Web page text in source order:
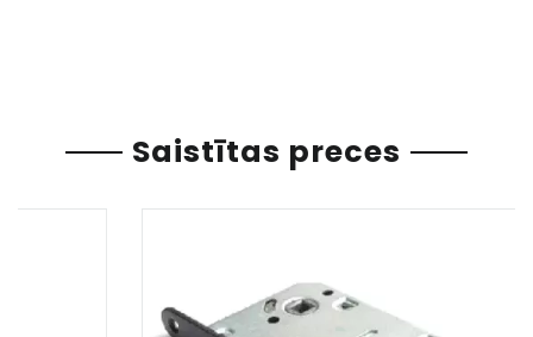
Saistītas preces